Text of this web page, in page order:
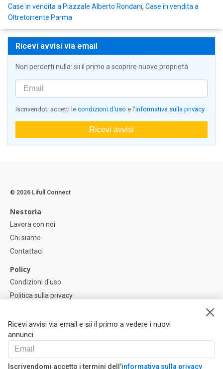
Case in vendita a Piazzale Alberto Rondani, Case in vendita a
Oltretorrente Parma
Ricevi avvisi via email
Non perderti nulla: sii il primo a scoprire nuove proprietà
Iscrivendoti accetti le condizioni d'uso e l'informativa sulla privacy
Ricevi avvisi
Ricevi avvisi via email e sii il primo a vedere i nuovi
annunci
Iscrivendomi accetto i termini dell'informativa sulla privacy
© 2026 Lifull Connect
Nestoria
Lavora con noi
Chi siamo
Contattaci
Policy
Condizioni d'uso
Politica sulla privacy
Impostazioni dei cookie
Help
FAQ
I Nostri Partner